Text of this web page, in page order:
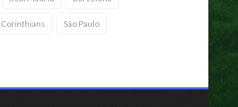
Corinthians São Paulo